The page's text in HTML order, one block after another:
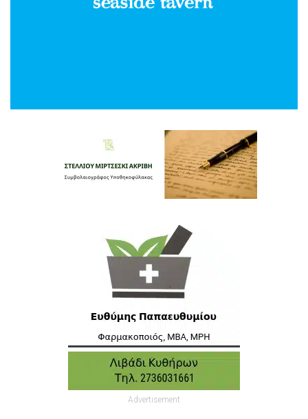
Advertisement